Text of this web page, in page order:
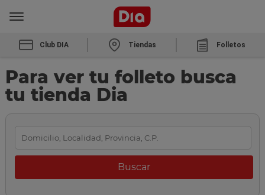
Club DIA Tiendas Folletos
Para ver tu folleto busca
tu tienda Dia